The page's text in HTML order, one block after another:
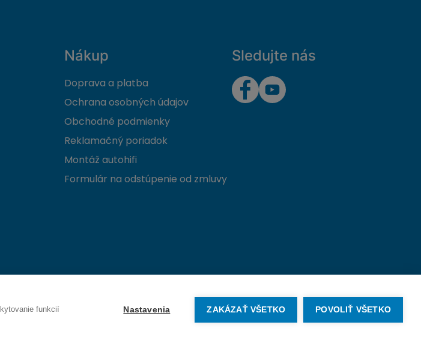
funkcií
Nastavenia ZAKÁZAŤ VŠETKO POVOLIŤ VŠETKO
Nákup
Doprava a platba
Ochrana osobných údajov
Obchodné podmienky
Reklamačný poriadok
Montáž autohifi
Formulár na odstúpenie od zmluvy
Sledujte nás
Vytvorené na mieru oddenva.sk
— odoslať žiadosť o odstúpenie